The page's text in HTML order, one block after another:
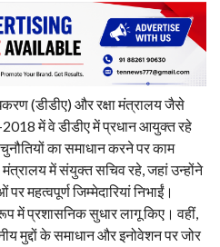
(डीडीए) और रक्षा मंत्रालय जैसे
में वे डीडीए में प्रधान आयुक्त रहे
का समाधान करने पर काम
में संयुक्त सचिव रहे, जहां उन्होंने
पर महत्वपूर्ण जिम्मेदारियां निभाईं।
में प्रशासनिक सुधार लागू किए। वहीं,
मुद्दों के समाधान और इनोवेशन पर जोर